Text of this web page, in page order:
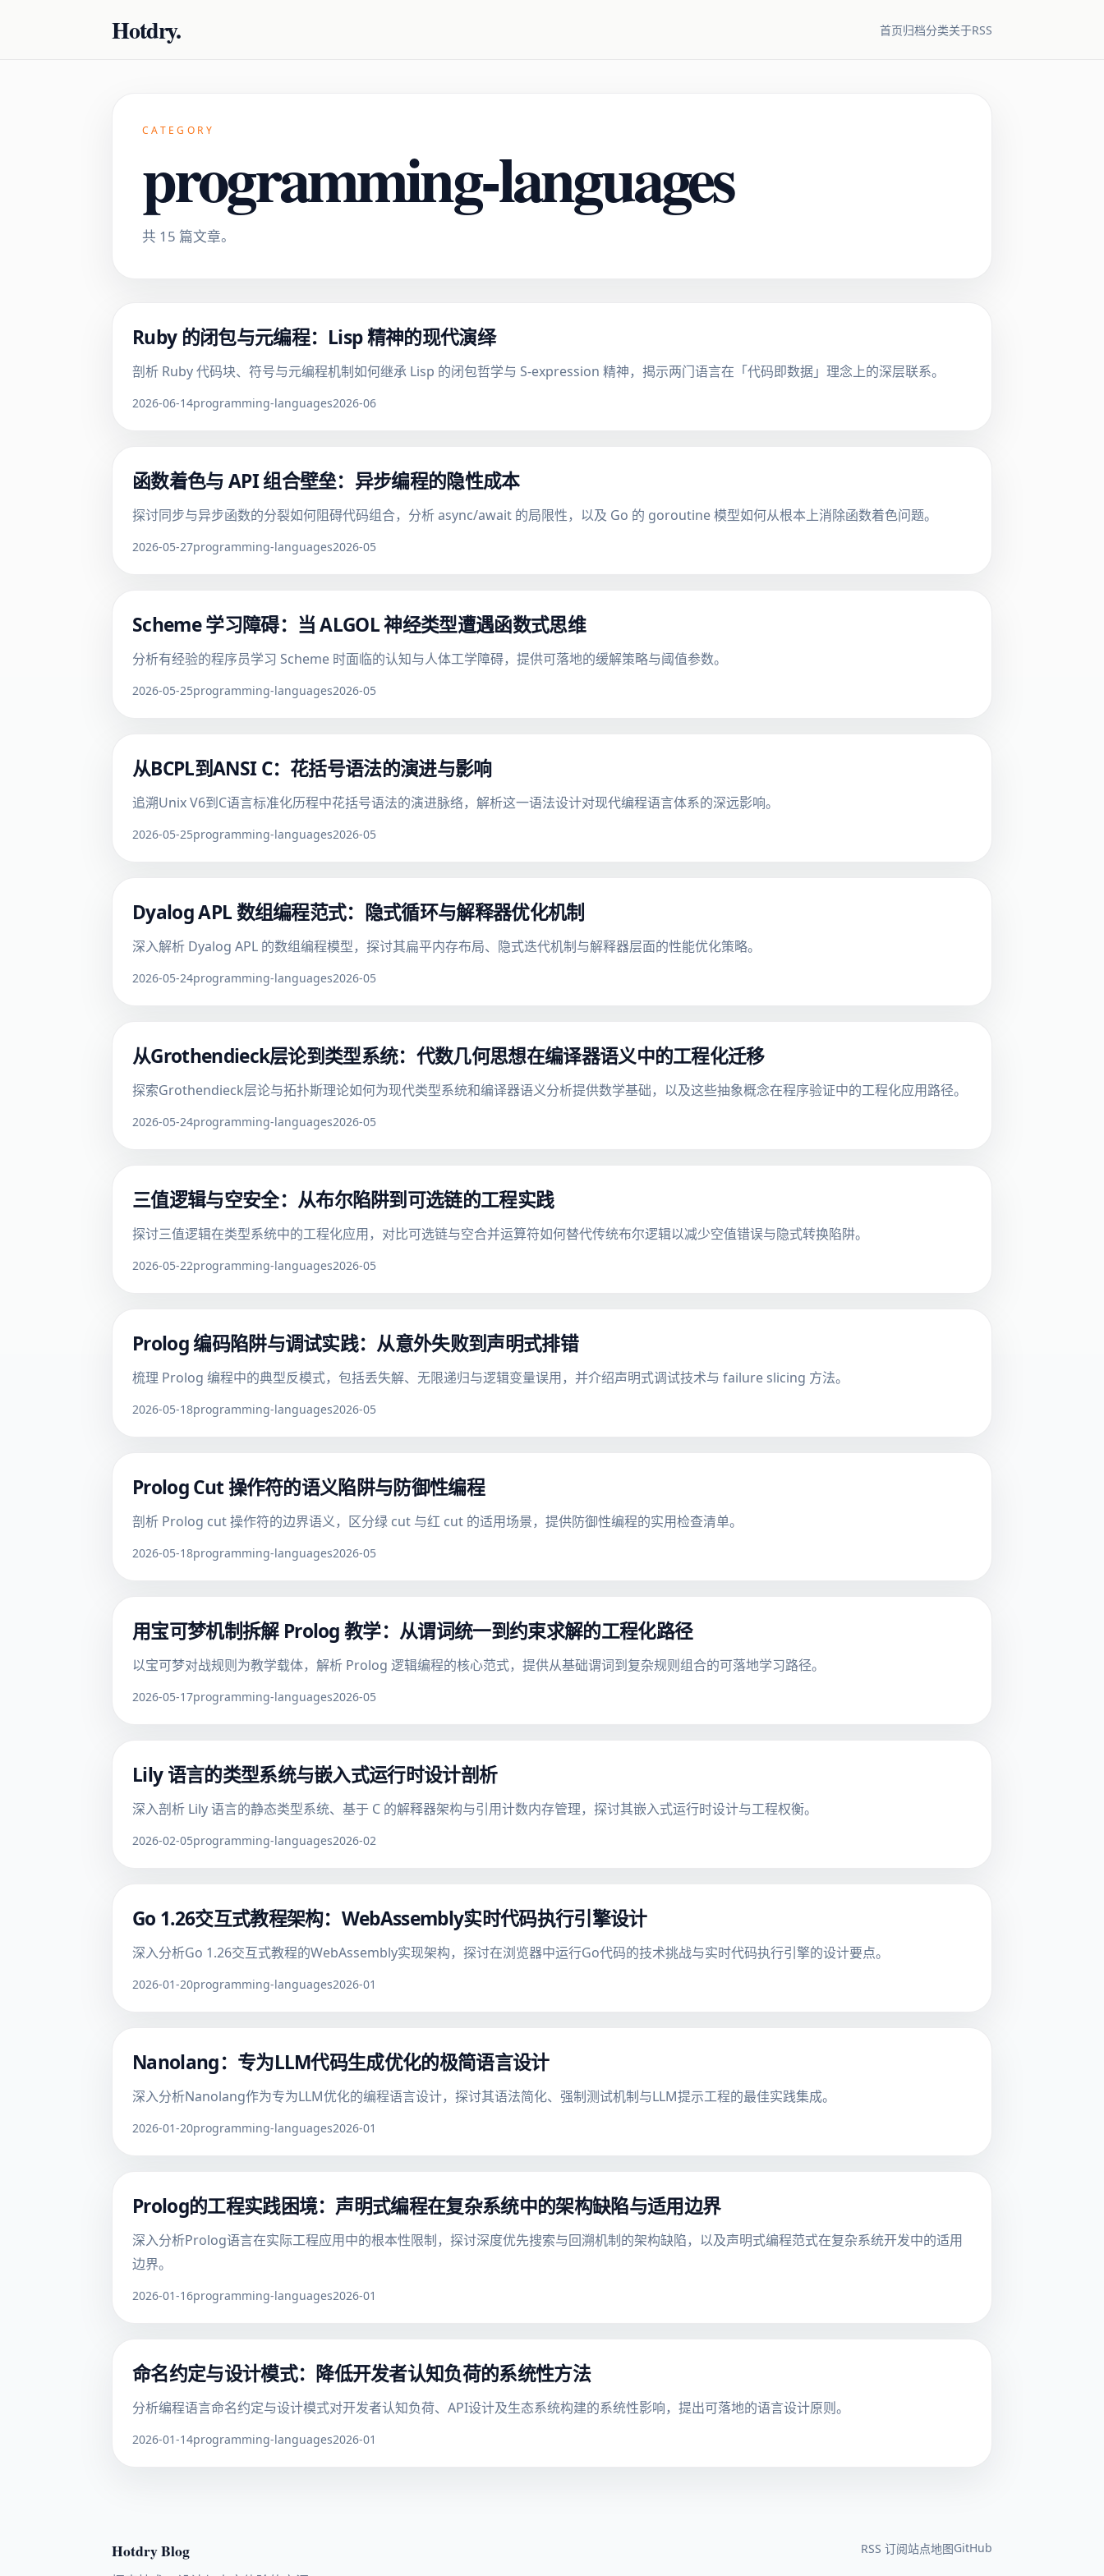
Hotdry. 首页归档分类关于RSS
CATEGORY
programming-languages
共 15 篇文章。
Ruby 的闭包与元编程：Lisp 精神的现代演绎
剖析 Ruby 代码块、符号与元编程机制如何继承 Lisp 的闭包哲学与 S-expression 精神，揭示两门语言在「代码即数据」理念上的深层联系。
2026-06-14programming-languages2026-06
函数着色与 API 组合壁垒：异步编程的隐性成本
探讨同步与异步函数的分裂如何阻碍代码组合，分析 async/await 的局限性，以及 Go 的 goroutine 模型如何从根本上消除函数着色问题。
2026-05-27programming-languages2026-05
Scheme 学习障碍：当 ALGOL 神经类型遭遇函数式思维
分析有经验的程序员学习 Scheme 时面临的认知与人体工学障碍，提供可落地的缓解策略与阈值参数。
2026-05-25programming-languages2026-05
从BCPL到ANSI C：花括号语法的演进与影响
追溯Unix V6到C语言标准化历程中花括号语法的演进脉络，解析这一语法设计对现代编程语言体系的深远影响。
2026-05-25programming-languages2026-05
Dyalog APL 数组编程范式：隐式循环与解释器优化机制
深入解析 Dyalog APL 的数组编程模型，探讨其扁平内存布局、隐式迭代机制与解释器层面的性能优化策略。
2026-05-24programming-languages2026-05
从Grothendieck层论到类型系统：代数几何思想在编译器语义中的工程化迁移
探索Grothendieck层论与拓扑斯理论如何为现代类型系统和编译器语义分析提供数学基础，以及这些抽象概念在程序验证中的工程化应用路径。
2026-05-24programming-languages2026-05
三值逻辑与空安全：从布尔陷阱到可选链的工程实践
探讨三值逻辑在类型系统中的工程化应用，对比可选链与空合并运算符如何替代传统布尔逻辑以减少空值错误与隐式转换陷阱。
2026-05-22programming-languages2026-05
Prolog 编码陷阱与调试实践：从意外失败到声明式排错
梳理 Prolog 编程中的典型反模式，包括丢失解、无限递归与逻辑变量误用，并介绍声明式调试技术与 failure slicing 方法。
2026-05-18programming-languages2026-05
Prolog Cut 操作符的语义陷阱与防御性编程
剖析 Prolog cut 操作符的边界语义，区分绿 cut 与红 cut 的适用场景，提供防御性编程的实用检查清单。
2026-05-18programming-languages2026-05
用宝可梦机制拆解 Prolog 教学：从谓词统一到约束求解的工程化路径
以宝可梦对战规则为教学载体，解析 Prolog 逻辑编程的核心范式，提供从基础谓词到复杂规则组合的可落地学习路径。
2026-05-17programming-languages2026-05
Lily 语言的类型系统与嵌入式运行时设计剖析
深入剖析 Lily 语言的静态类型系统、基于 C 的解释器架构与引用计数内存管理，探讨其嵌入式运行时设计与工程权衡。
2026-02-05programming-languages2026-02
Go 1.26交互式教程架构：WebAssembly实时代码执行引擎设计
深入分析Go 1.26交互式教程的WebAssembly实现架构，探讨在浏览器中运行Go代码的技术挑战与实时代码执行引擎的设计要点。
2026-01-20programming-languages2026-01
Nanolang：专为LLM代码生成优化的极简语言设计
深入分析Nanolang作为专为LLM优化的编程语言设计，探讨其语法简化、强制测试机制与LLM提示工程的最佳实践集成。
2026-01-20programming-languages2026-01
Prolog的工程实践困境：声明式编程在复杂系统中的架构缺陷与适用边界
深入分析Prolog语言在实际工程应用中的根本性限制，探讨深度优先搜索与回溯机制的架构缺陷，以及声明式编程范式在复杂系统开发中的适用
边界。
2026-01-16programming-languages2026-01
命名约定与设计模式：降低开发者认知负荷的系统性方法
分析编程语言命名约定与设计模式对开发者认知负荷、API设计及生态系统构建的系统性影响，提出可落地的语言设计原则。
2026-01-14programming-languages2026-01
Hotdry Blog RSS 订阅站点地图GitHub